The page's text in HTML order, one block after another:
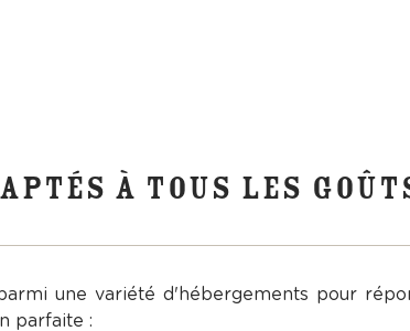
À TOUS LES
une variété d'hébergements pour
parfaite :